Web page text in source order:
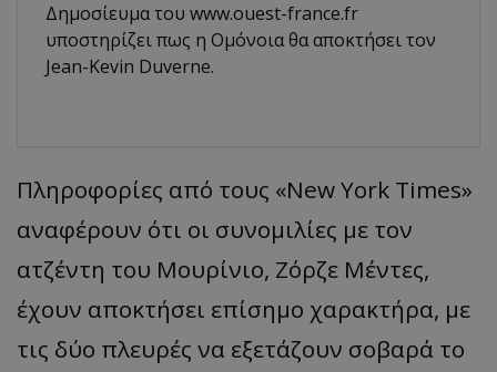
Δημοσίευμα του www.ouest-france.fr
υποστηρίζει πως η Ομόνοια θα αποκτήσει τον
Jean-Kevin Duverne.
Πληροφορίες από τους «New York Times»
αναφέρουν ότι οι συνομιλίες με τον
ατζέντη του Μουρίνιο, Ζόρζε Μέντες,
έχουν αποκτήσει επίσημο χαρακτήρα, με
τις δύο πλευρές να εξετάζουν σοβαρά το